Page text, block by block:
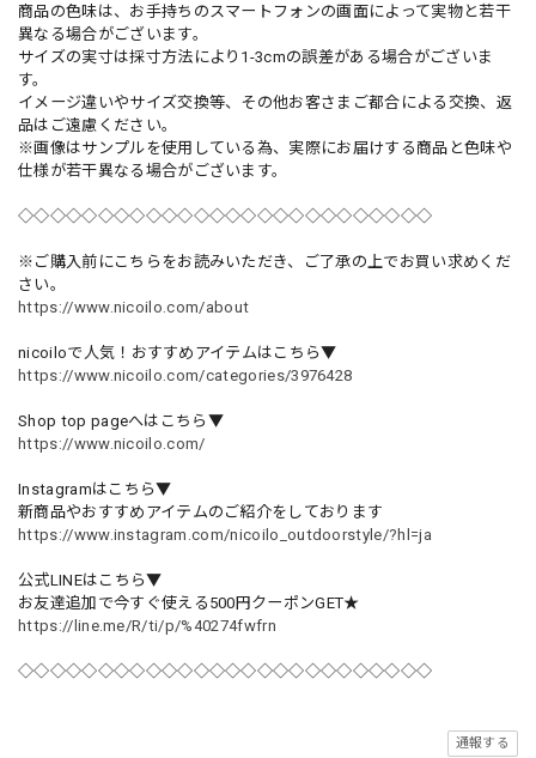
商品の色味は、お手持ちのスマートフォンの画面によって実物と若干
異なる場合がございます。
サイズの実寸は採寸方法により1-3cmの誤差がある場合がございま
す。
イメージ違いやサイズ交換等、その他お客さまご都合による交換、返
品はご遠慮ください。
※画像はサンプルを使用している為、実際にお届けする商品と色味や
仕様が若干異なる場合がございます。
◇◇◇◇◇◇◇◇◇◇◇◇◇◇◇◇◇◇◇◇◇◇◇◇◇◇
※ご購入前にこちらをお読みいただき、ご了承の上でお買い求めくだ
さい。
https://www.nicoilo.com/about
nicoiloで人気！おすすめアイテムはこちら▼
https://www.nicoilo.com/categories/3976428
Shop top pageへはこちら▼
https://www.nicoilo.com/
Instagramはこちら▼
新商品やおすすめアイテムのご紹介をしております
https://www.instagram.com/nicoilo_outdoorstyle/?hl=ja
公式LINEはこちら▼
お友達追加で今すぐ使える500円クーポンGET★
https://line.me/R/ti/p/%40274fwfrn
◇◇◇◇◇◇◇◇◇◇◇◇◇◇◇◇◇◇◇◇◇◇◇◇◇◇
通報する